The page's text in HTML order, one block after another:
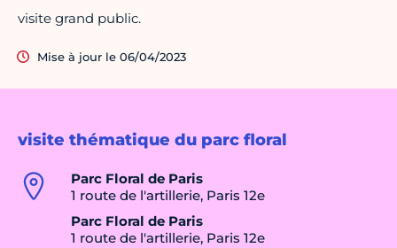
visite thématique du parc floral
Parc Floral de Paris
1 route de l'artillerie, Paris 12e
Parc Floral de Paris
1 route de l'artillerie, Paris 12e
visite grand public.
Mise à jour le 06/04/2023